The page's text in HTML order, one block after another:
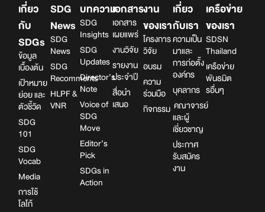
เกี่ยว
กับ
SDGs
ข้อมูล
เบื้องต้น
เป้าหมาย
ย่อย และ
ตัวชี้วัด
SDG
101
SDG
Vocab
Media
การใช้
โลโก้
SDG
News
SDG
News
SDG
Recomments
HLPF &
VNR
บทความ
SDG
Insights
SDG
Updates
Director’s
Note
Voice of
SDG
Move
Editor’s
Pick
SDGs in
Action
เอกสาร
เอกสาร
เผยแพร่
งานวิจัย
รายงาน
ประจำปี
สื่อนำ
เสนอ
งาน
ของเรา
โครงการ
วิจัย
อบรม
ความ
ร่วมมือ
กิจกรรม
เกี่ยว
กับเรา
ความเป็น
มาและ
การก่อตั้ง
องค์กร
บุคลากร
คณาจารย์
และผู้
เชี่ยวชาญ
ประกาศ
รับสมัคร
งาน
เครือข่าย
ของเรา
SDSN
Thailand
เครือข่าย
พันธมิต
รอื่นๆ